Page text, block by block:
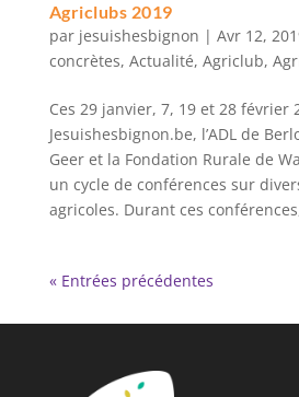
Agriclubs 2019
par jesuishesbignon | Avr 12,
concrètes, Actualité, Agriclub,
Ces 29 janvier, 7, 19 et 28 février
Jesuishesbignon.be, l’ADL de
Geer et la Fondation Rurale de
un cycle de conférences sur
agricoles. Durant ces
« Entrées précédentes